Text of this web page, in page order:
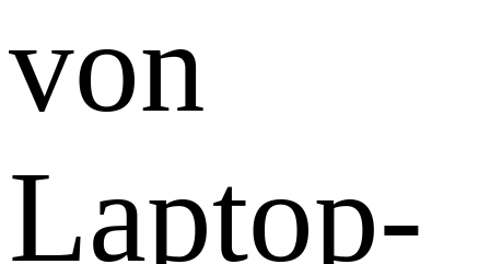
von
Laptop-